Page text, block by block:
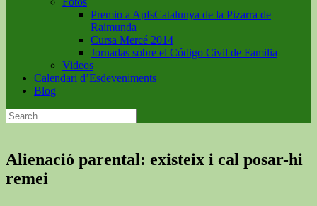
Premio a ApfsCatalunya de la Pizarra de
Raimunda
Cursa Mercé 2014
Jornadas sobre el Código Civil de Familia
Videos
Calendari d’Esdeveniments
Blog
Alienació parental: existeix i cal posar-hi
remei